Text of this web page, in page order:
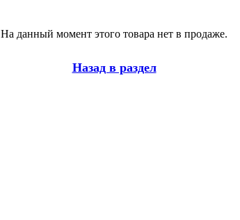
На данный момент этого товара нет в продаже.
Назад в раздел